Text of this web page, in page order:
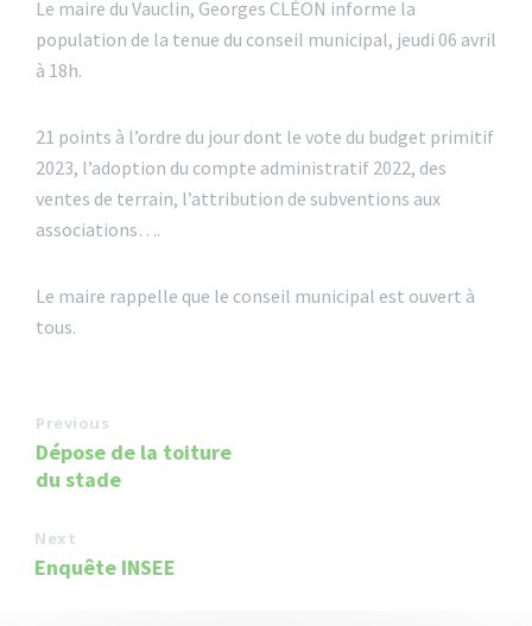
Le maire du Vauclin, Georges CLÉON informe la
population de la tenue du conseil municipal, jeudi 06 avril
à 18h.
21 points à l’ordre du jour dont le vote du budget primitif
2023, l’adoption du compte administratif 2022, des
ventes de terrain, l’attribution de subventions aux
associations….
Le maire rappelle que le conseil municipal est ouvert à
tous.
Previous
Dépose de la toiture
du stade
Next
Enquête INSEE